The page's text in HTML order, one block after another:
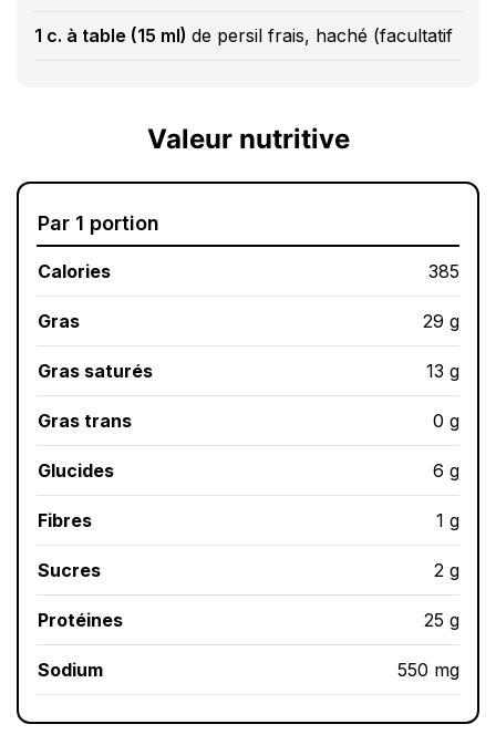
1 c. à table (15 ml) de persil frais, haché (facultatif
Valeur nutritive
Par 1 portion
Calories 385
Gras 29 g
Gras saturés 13 g
Gras trans 0 g
Glucides 6 g
Fibres 1 g
Sucres 2 g
Protéines 25 g
Sodium 550 mg